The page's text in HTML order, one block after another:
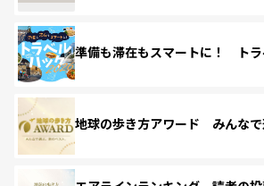
準備も滞在もスマートに！ ト
地球の歩き方アワード みんなで